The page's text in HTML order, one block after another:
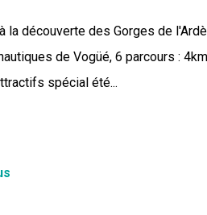
la découverte des Gorges de
de Vogüé, 6 parcours :
spécial été...
la découverte des Gorges de